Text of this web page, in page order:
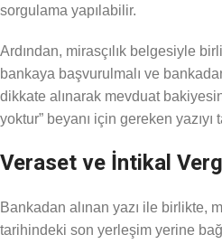
sorgulama yapılabilir.
Ardından, mirasçılık belgesiyle
bankaya başvurulmalı ve
dikkate alınarak mevduat
yoktur” beyanı için gereken
Veraset ve İntikal
Bankadan alınan yazı ile birlikte,
tarihindeki son yerleşim yerine